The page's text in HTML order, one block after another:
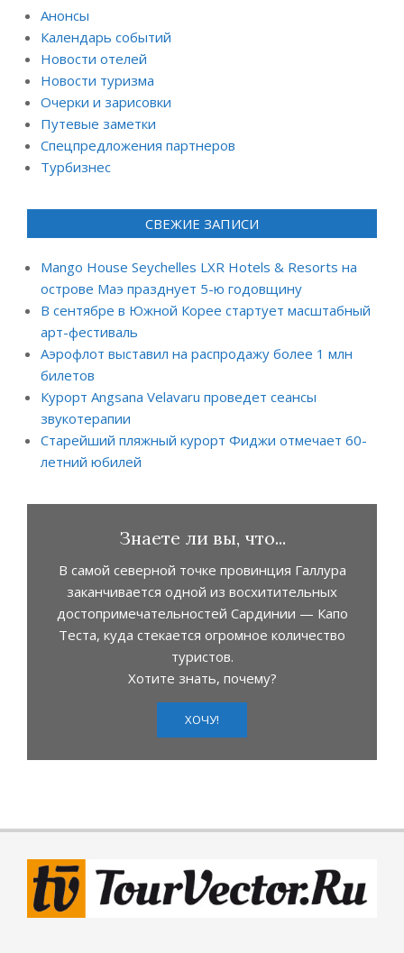
Анонсы
Календарь событий
Новости отелей
Новости туризма
Очерки и зарисовки
Путевые заметки
Спецпредложения партнеров
Турбизнес
СВЕЖИЕ ЗАПИСИ
Mango House Seychelles LXR Hotels & Resorts на
острове Маэ празднует 5-ю годовщину
В сентябре в Южной Корее стартует масштабный
арт-фестиваль
Аэрофлот выставил на распродажу более 1 млн
билетов
Курорт Angsana Velavaru проведет сеансы
звукотерапии
Старейший пляжный курорт Фиджи отмечает 60-
летний юбилей
Знаете ли вы, что...
В самой северной точке провинция Галлура
заканчивается одной из восхитительных
достопримечательностей Сардинии — Капо
Теста, куда стекается огромное количество
туристов.
Хотите знать, почему?
ХОЧУ!